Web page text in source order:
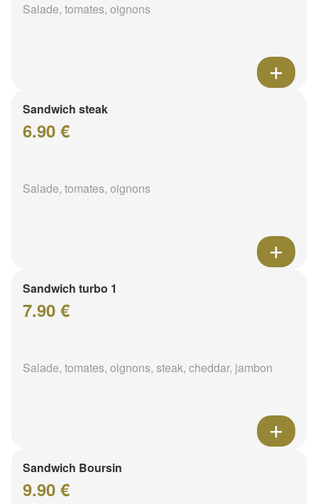
Salade, tomates, oignons
Sandwich steak
6.90 €
Salade, tomates, oignons
Sandwich turbo 1
7.90 €
Salade, tomates, oignons, steak, cheddar, jambon
Sandwich Boursin
9.90 €